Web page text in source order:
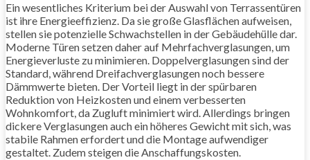
Ein wesentliches Kriterium bei der Auswahl von Terrassentüren
ist ihre Energieeffizienz. Da sie große Glasflächen aufweisen,
stellen sie potenzielle Schwachstellen in der Gebäudehülle dar.
Moderne Türen setzen daher auf Mehrfachverglasungen, um
Energieverluste zu minimieren. Doppelverglasungen sind der
Standard, während Dreifachverglasungen noch bessere
Dämmwerte bieten. Der Vorteil liegt in der spürbaren
Reduktion von Heizkosten und einem verbesserten
Wohnkomfort, da Zugluft minimiert wird. Allerdings bringen
dickere Verglasungen auch ein höheres Gewicht mit sich, was
stabile Rahmen erfordert und die Montage aufwendiger
gestaltet. Zudem steigen die Anschaffungskosten.